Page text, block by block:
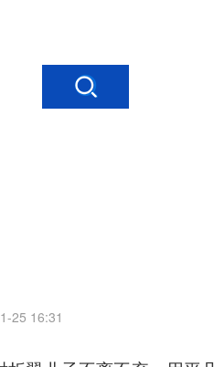
25 16:31